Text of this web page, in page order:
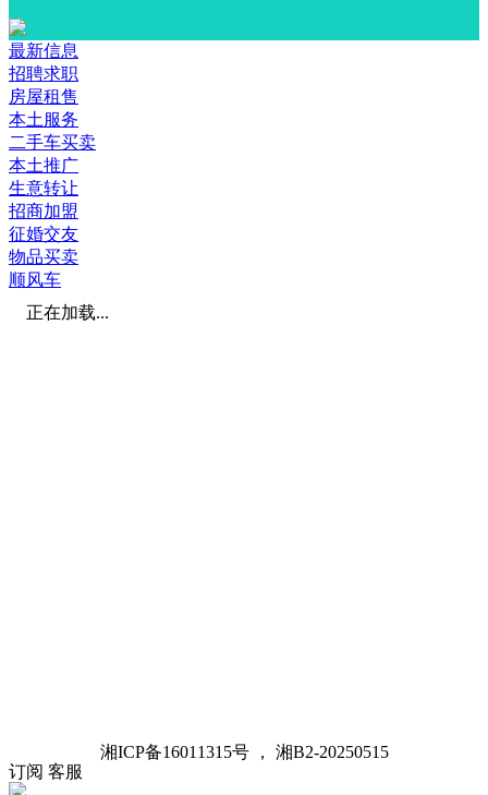
最新信息
招聘求职
房屋租售
本土服务
二手车买卖
本土推广
生意转让
招商加盟
征婚交友
物品买卖
顺风车
正在加载...
湘ICP备16011315号 ， 湘B2-20250515
订阅 客服